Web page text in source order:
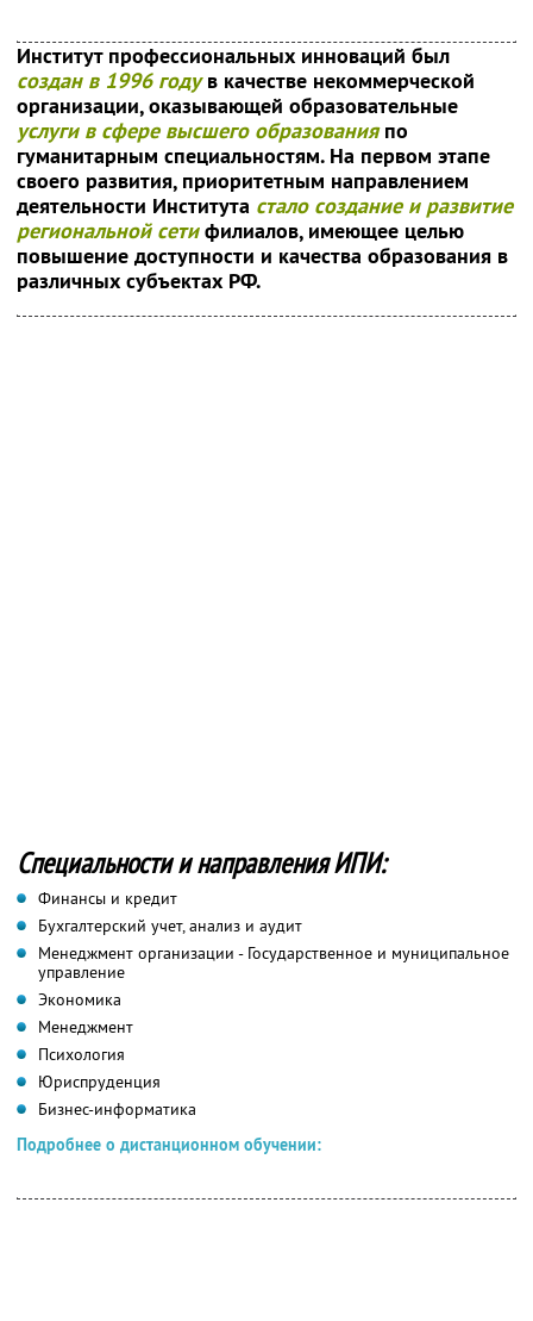
Институт профессиональных инноваций был
создан в 1996 годув качестве некоммерческой
организации, оказывающей образовательные
услуги в сфере высшего образованияпо
гуманитарным специальностям. На первом этапе
своего развития, приоритетным направлением
деятельности Института стало создание и развитие
региональной сетифилиалов, имеющее целью
повышение доступности и качества образования в
различных субъектах РФ.
Специальности и направления ИПИ:
Финансы и кредит
Бухгалтерский учет, анализ и аудит
Менеджмент организации - Государственное и муниципальное
управление
Экономика
Менеджмент
Психология
Юриспруденция
Бизнес-информатика
Подробнее о дистанционном обучении: